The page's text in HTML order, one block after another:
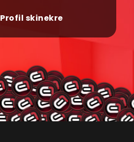
Profil skinekre